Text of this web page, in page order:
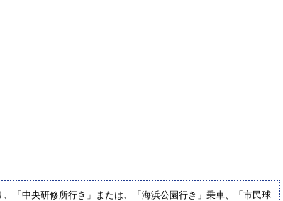
「中央研修所行き」または、「海浜公園行き」乗車、「市民球